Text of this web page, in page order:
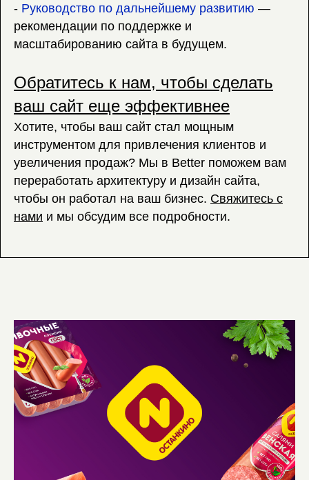
- Руководство по дальнейшему развитию —
рекомендации по поддержке и
масштабированию сайта в будущем.
Обратитесь к нам, чтобы сделать
ваш сайт еще эффективнее
Хотите, чтобы ваш сайт стал мощным
инструментом для привлечения клиентов и
увеличения продаж? Мы в Better поможем вам
переработать архитектуру и дизайн сайта,
чтобы он работал на ваш бизнес. Свяжитесь с
нами и мы обсудим все подробности.